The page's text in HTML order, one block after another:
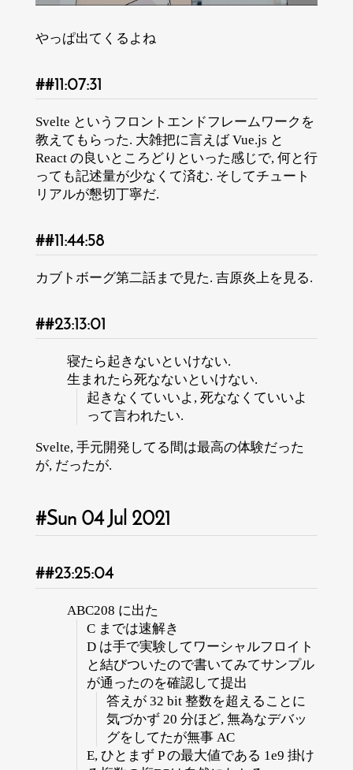
やっぱ出てくるよね
11:07:31
Svelte というフロントエンドフレームワークを
教えてもらった. 大雑把に言えば Vue.js と
React の良いところどりといった感じで, 何と行
っても記述量が少なくて済む. そしてチュート
リアルが懇切丁寧だ.
11:44:58
カブトボーグ第二話まで見た. 吉原炎上を見る.
23:13:01
寝たら起きないといけない.
生まれたら死なないといけない.
起きなくていいよ, 死ななくていいよ
って言われたい.
Svelte, 手元開発してる間は最高の体験だった
が, だったが.
Sun 04 Jul 2021
23:25:04
ABC208 に出た
C までは速解き
D は手で実験してワーシャルフロイト
と結びついたので書いてみてサンプル
が通ったのを確認して提出
答えが 32 bit 整数を超えることに
気づかず 20 分ほど, 無為なデバッ
グをしてたが無事 AC
E, ひとまず P の最大値である 1e9 掛け